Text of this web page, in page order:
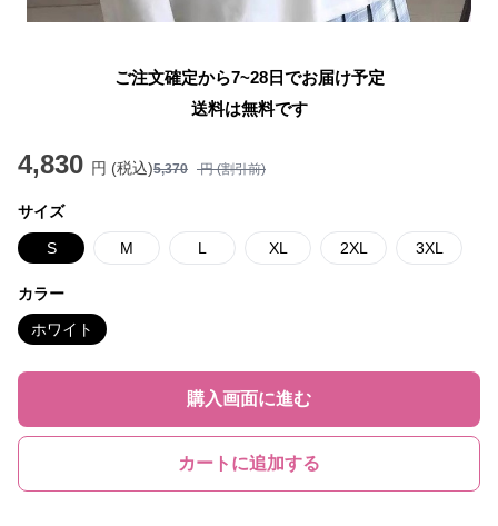
ご注文確定から7~28日でお届け予定
送料は無料です
4,830 円 (税込)5,370 円 (割引前)
サイズ
S M L XL 2XL 3XL
カラー
ホワイト
購入画面に進む
カートに追加する